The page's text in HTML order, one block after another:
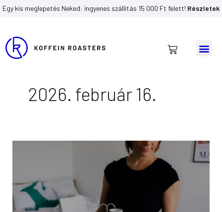
Skip
Egy kis meglepetés Neked: ingyenes szállítás 15 000 Ft felett! Részletek
Kosár
2026. február 16.
–
magyarországi
kávékörkép